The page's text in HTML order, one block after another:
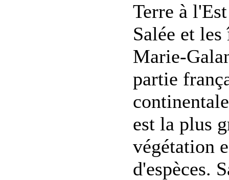
Terre à
Salée et
Marie-
partie
est la plus
végétation
d'espèces.